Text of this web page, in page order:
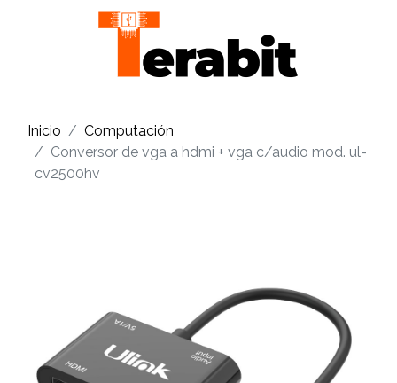
Inicio
Computación
Conversor de vga a hdmi + vga c/audio mod. ul-
cv2500hv